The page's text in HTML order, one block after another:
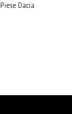
Piese Dacia